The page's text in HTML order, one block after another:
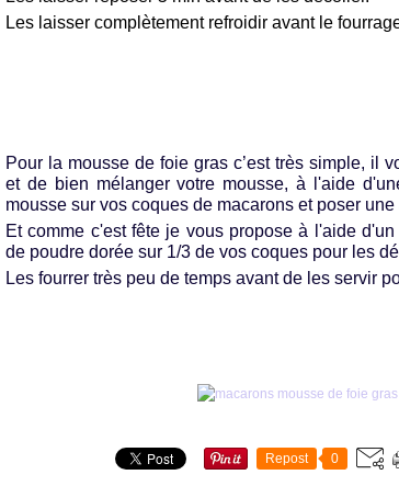
Les laisser complètement refroidir avant le
Pour la mousse de foie gras c’est très simple, il
et de bien mélanger votre mousse, à l'aide
mousse sur vos coques de macarons et poser
Et comme c'est fête je vous propose à l'aide
de poudre dorée sur 1/3 de vos coques pour les
Les fourrer très peu de temps avant de les servir
Repost 0